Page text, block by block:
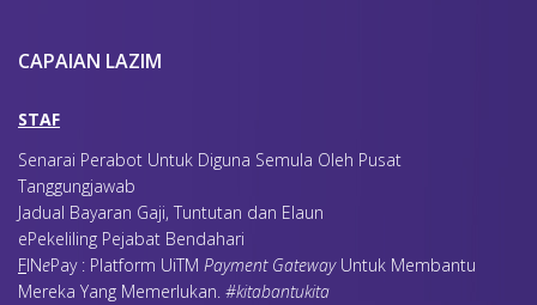
CAPAIAN LAZIM
STAF
Senarai Perabot Untuk Diguna Semula Oleh Pusat
Tanggungjawab
Jadual Bayaran Gaji, Tuntutan dan Elaun
ePekeliling Pejabat Bendahari
FINePay : Platform UiTM Payment GatewayUntuk Membantu
Mereka Yang Memerlukan. #kitabantukita